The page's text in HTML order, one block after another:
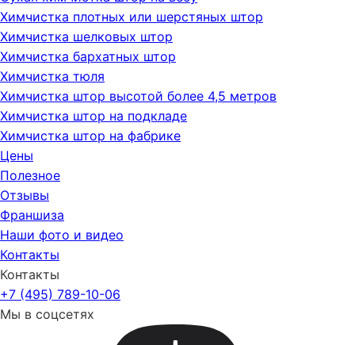
Химчистка плотных или шерстяных штор
Химчистка шелковых штор
Химчистка бархатных штор
Химчистка тюля
Химчистка штор высотой более 4,5 метров
Химчистка штор на подкладе
Химчистка штор на фабрике
Цены
Полезное
Отзывы
Франшиза
Наши фото и видео
Контакты
Контакты
+7 (495) 789-10-06
Мы в соцсетях